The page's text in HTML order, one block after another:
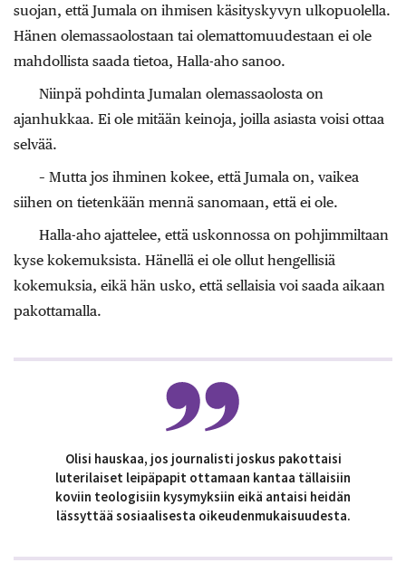
suojan, että Jumala on ihmisen käsityskyvyn ulkopuolella.
Hänen olemassaolostaan tai olemattomuudestaan ei ole
mahdollista saada tietoa, Halla-aho sanoo.
Niinpä pohdinta Jumalan olemassaolosta on
ajanhukkaa. Ei ole mitään keinoja, joilla asiasta voisi ottaa
selvää.
– Mutta jos ihminen kokee, että Jumala on, vaikea
siihen on tietenkään mennä sanomaan, että ei ole.
Halla-aho ajattelee, että uskonnossa on pohjimmiltaan
kyse kokemuksista. Hänellä ei ole ollut hengellisiä
kokemuksia, eikä hän usko, että sellaisia voi saada aikaan
pakottamalla.
Olisi hauskaa, jos journalisti joskus pakottaisi
luterilaiset leipäpapit ottamaan kantaa tällaisiin
koviin teologisiin kysymyksiin eikä antaisi heidän
lässyttää sosiaalisesta oikeudenmukaisuudesta.